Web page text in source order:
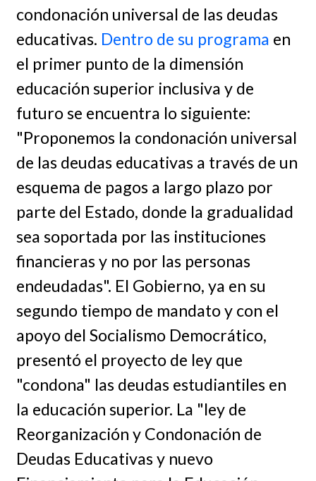
condonación universal de las deudas
educativas. Dentro de su programa en
el primer punto de la dimensión
educación superior inclusiva y de
futuro se encuentra lo siguiente:
"Proponemos la condonación universal
de las deudas educativas a través de un
esquema de pagos a largo plazo por
parte del Estado, donde la gradualidad
sea soportada por las instituciones
financieras y no por las personas
endeudadas". El Gobierno, ya en su
segundo tiempo de mandato y con el
apoyo del Socialismo Democrático,
presentó el proyecto de ley que
"condona" las deudas estudiantiles en
la educación superior. La "ley de
Reorganización y Condonación de
Deudas Educativas y nuevo